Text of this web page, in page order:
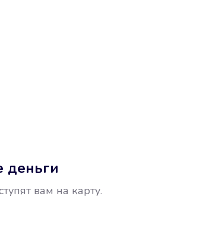
деньги
вам на карту.